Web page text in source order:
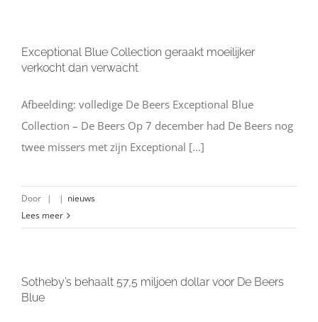
Exceptional Blue Collection geraakt moeilijker
verkocht dan verwacht
Afbeelding: volledige De Beers Exceptional Blue
Collection – De Beers Op 7 december had De Beers nog
twee missers met zijn Exceptional [...]
Door | | nieuws
Lees meer
Sotheby’s behaalt 57,5 miljoen dollar voor De Beers
Blue